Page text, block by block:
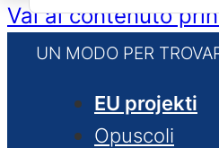
Vai al contenuto
UN MODO PER
EU projekti
Opuscoli
for: